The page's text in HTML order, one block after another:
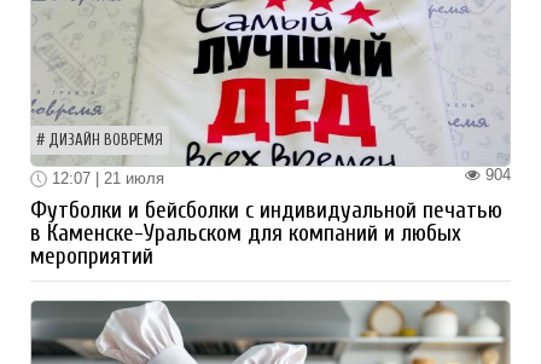
ДИЗАЙН ВОВРЕМЯ
904
12:07 | 21 июля
Футболки и бейсболки с индивидуальной печатью
в Каменске-Уральском для компаний и любых
мероприятий